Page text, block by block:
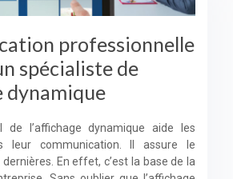
professionnelle
spécialiste de
dynamique
de l’affichage dynamique aide les
leur communication. Il assure le
En effet, c’est la base de la